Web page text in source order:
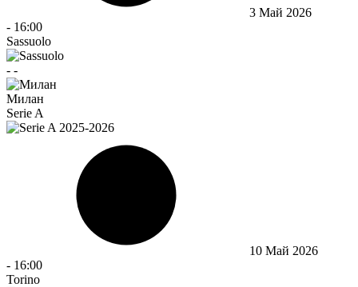
3 Май 2026
- 16:00
Sassuolo
- -
Милан
Serie A
10 Май 2026
- 16:00
Torino